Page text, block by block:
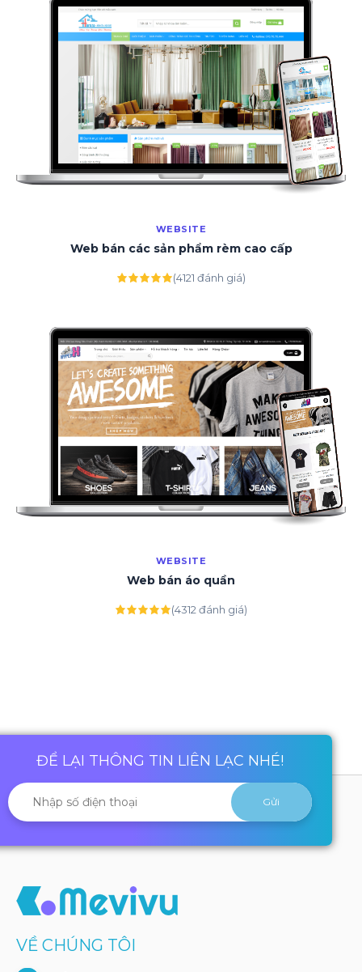
WEBSITE
Web bán các sản phẩm rèm cao cấp
(4121 đánh giá)
WEBSITE
Web bán áo quần
(4312 đánh giá)
ĐỂ LẠI THÔNG TIN LIÊN LẠC NHÉ!
VỀ CHÚNG TÔI